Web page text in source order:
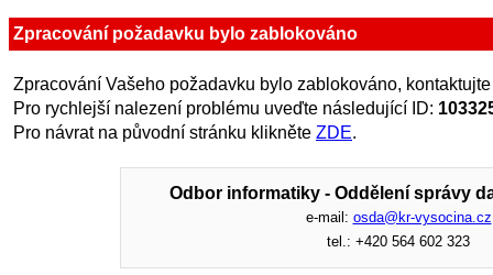
Zpracování požadavku bylo zablokováno
Zpracování Vašeho požadavku bylo zablokováno,
Pro rychlejší nalezení problému uveďte následující ID:
Pro návrat na původní stránku klikněte ZDE.
Odbor informatiky - Oddělení správy
e-mail: osda@kr-vysocina.cz
tel.: +420 564 602 323